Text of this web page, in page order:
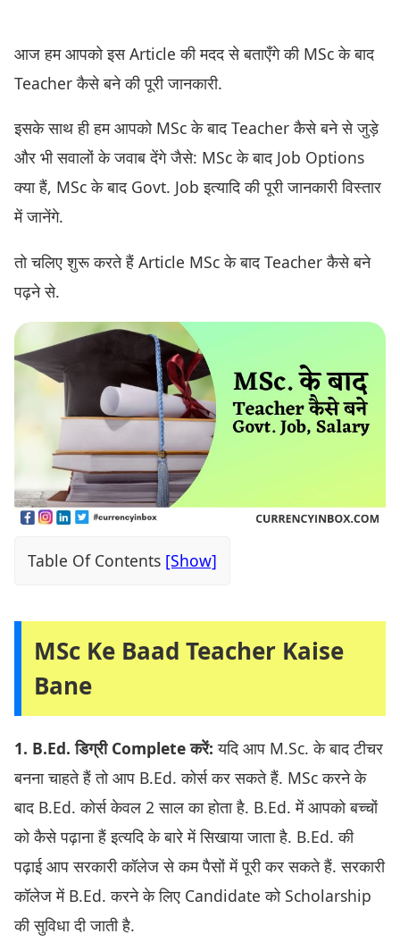
आज हम आपको इस Article की मदद से बताएँगे की MSc के बाद
Teacher कैसे बने की पूरी जानकारी.
इसके साथ ही हम आपको MSc के बाद Teacher कैसे बने से जुड़े
और भी सवालों के जवाब देंगे जैसे: MSc के बाद Job Options
क्या हैं, MSc के बाद Govt. Job इत्यादि की पूरी जानकारी विस्तार
में जानेंगे.
तो चलिए शुरू करते हैं Article MSc के बाद Teacher कैसे बने
पढ़ने से.
Table Of Contents
MSc Ke Baad Teacher Kaise
Bane
1. B.Ed. डिग्री Complete करें: यदि आप M.Sc. के बाद टीचर
बनना चाहते हैं तो आप B.Ed. कोर्स कर सकते हैं. MSc करने के
बाद B.Ed. कोर्स केवल 2 साल का होता है. B.Ed. में आपको बच्चों
को कैसे पढ़ाना हैं इत्यदि के बारे में सिखाया जाता है. B.Ed. की
पढ़ाई आप सरकारी कॉलेज से कम पैसों में पूरी कर सकते हैं. सरकारी
कॉलेज में B.Ed. करने के लिए Candidate को Scholarship
की सुविधा दी जाती है.